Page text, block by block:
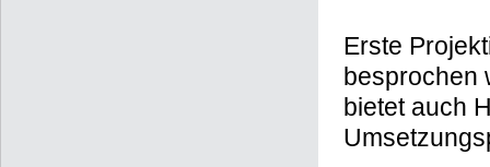
Erste
besprochen
bietet auch